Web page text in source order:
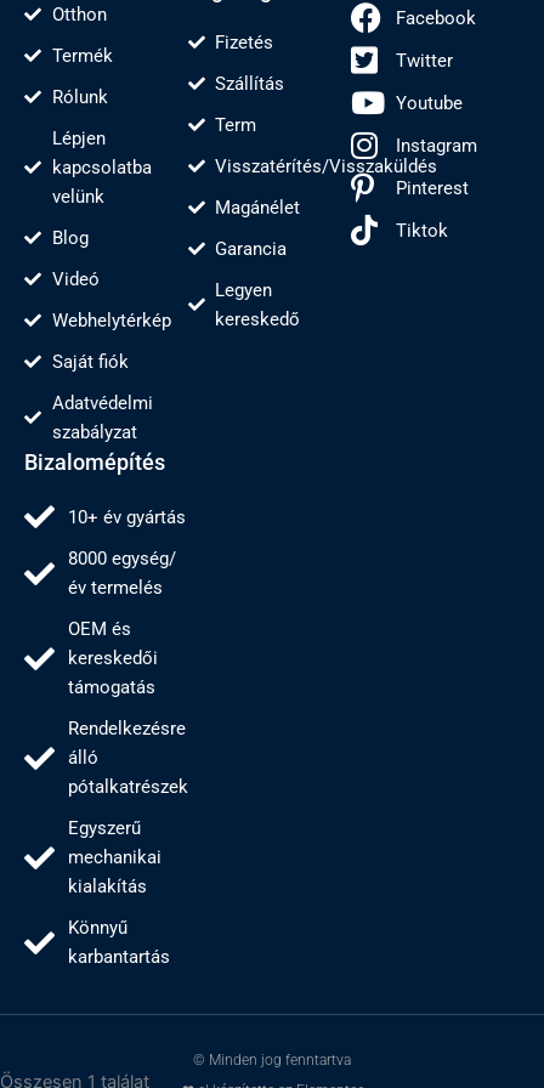
Összesen 1 találat
Otthon
Termék
Rólunk
Lépjen
kapcsolatba
velünk
Blog
Videó
Webhelytérkép
Saját fiók
Adatvédelmi
szabályzat
Fizetés
Szállítás
Term
Visszatérítés/Visszaküldés
Magánélet
Garancia
Legyen
kereskedő
Facebook
Twitter
Youtube
Instagram
Pinterest
Tiktok
Bizalomépítés
10+ év gyártás
8000 egység/
év termelés
OEM és
kereskedői
támogatás
Rendelkezésre
álló
pótalkatrészek
Egyszerű
mechanikai
kialakítás
Könnyű
karbantartás
© Minden jog fenntartva